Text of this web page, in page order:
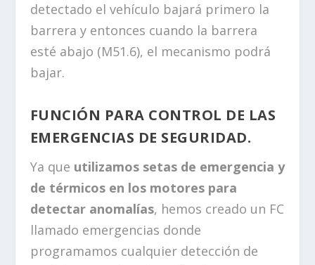
detectado el vehículo bajará primero la
barrera y entonces cuando la barrera
esté abajo (M51.6), el mecanismo podrá
bajar.
FUNCIÓN PARA CONTROL DE LAS
EMERGENCIAS DE SEGURIDAD.
Ya que utilizamos setas de emergencia y
de térmicos en los motores para
detectar anomalías, hemos creado un FC
llamado emergencias donde
programamos cualquier detección de